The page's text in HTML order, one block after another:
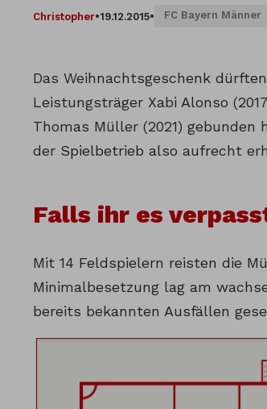
Christopher•19.12.2015• FC Bayern Männer
Das Weihnachtsgeschenk
Leistungsträger Xabi Alonso
Thomas Müller (2021) gebunden
der Spielbetrieb also aufrecht
Falls ihr es
Mit 14 Feldspielern reisten die
Minimalbesetzung lag am
bereits bekannten Ausfällen